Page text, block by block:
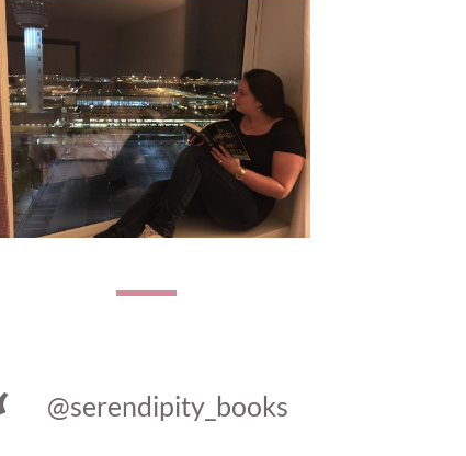
@serendipity_books